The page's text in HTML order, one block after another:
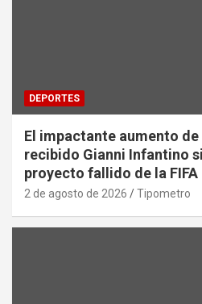
DEPORTES
El impactante aumento
recibido Gianni Infantino
proyecto fallido de la FIFA
2 de agosto de 2026 Tipometro